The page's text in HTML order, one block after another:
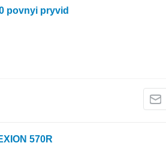
povnyi pryvid
570R